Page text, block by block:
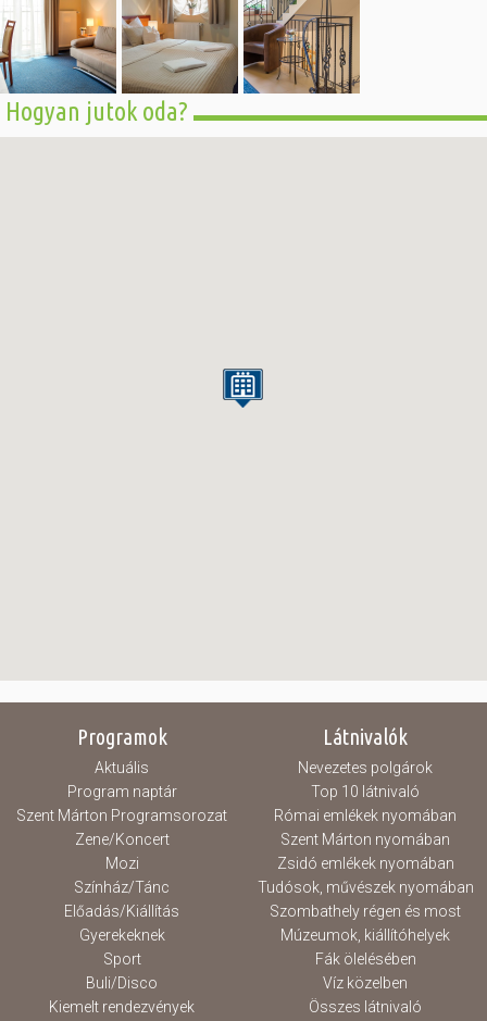
Hogyan jutok oda?
Programok
Aktuális
Program naptár
Szent Márton Programsorozat
Zene/Koncert
Mozi
Színház/Tánc
Előadás/Kiállítás
Gyerekeknek
Sport
Buli/Disco
Kiemelt rendezvények
Látnivalók
Nevezetes polgárok
Top 10 látnivaló
Római emlékek nyomában
Szent Márton nyomában
Zsidó emlékek nyomában
Tudósok, művészek nyomában
Szombathely régen és most
Múzeumok, kiállítóhelyek
Fák ölelésében
Víz közelben
Összes látnivaló